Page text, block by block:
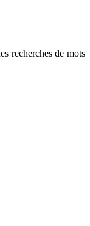
recherches de mots